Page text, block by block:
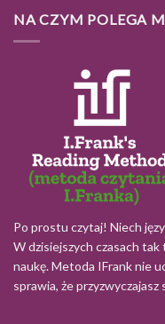
NA CZYM POLEGA
Po prostu czytaj! Niech
W dzisiejszych czasach
naukę. Metoda IFrank nie
sprawia, że